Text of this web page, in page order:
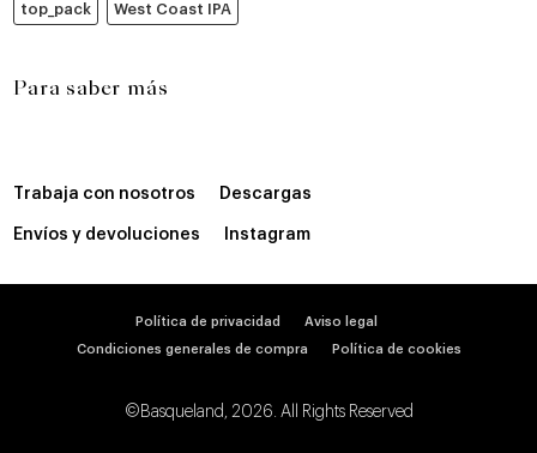
top_pack West Coast IPA
Para saber más
Trabaja con nosotros Descargas
Envíos y devoluciones Instagram
Política de privacidad Aviso legal
Condiciones generales de compra Política de cookies
©Basqueland, 2026. All Rights Reserved